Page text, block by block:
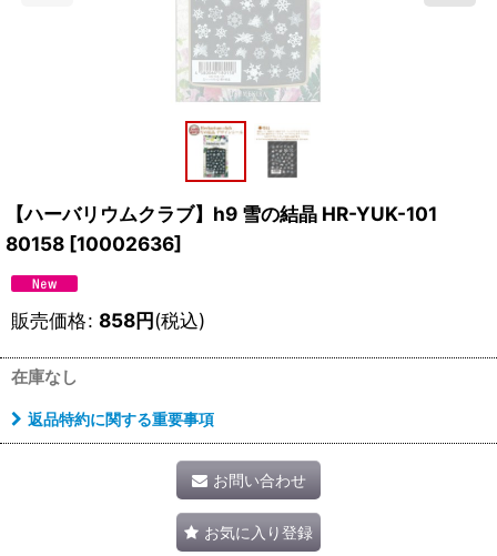
【ハーバリウムクラブ】h9 雪の結晶 HR-YUK-101
80158 [10002636]
販売価格: 858円(税込)
在庫なし
返品特約に関する重要事項
お問い合わせ
お気に入り登録